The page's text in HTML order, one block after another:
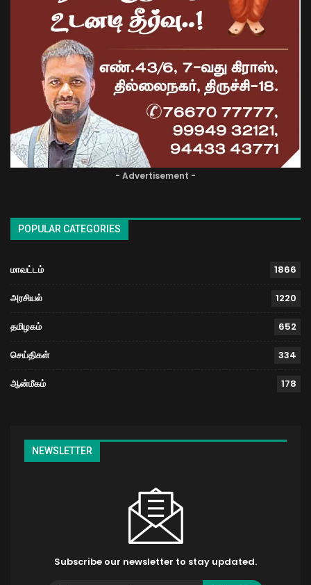
- Advertisement -
POPULAR CATEGORIES
மாவட்டம் 1866
அரசியல் 1220
தமிழகம் 652
செய்திகள் 334
ஆன்மீகம் 178
NEWSLETTER
Subscribe our newsletter to stay updated.